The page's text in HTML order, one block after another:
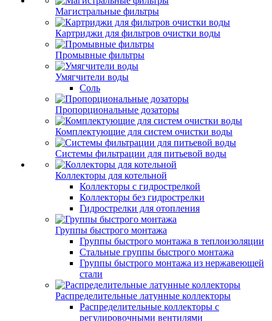
Магистральные фильтры
Картриджи для фильтров очистки воды
Промывные фильтры
Умягчители воды
Соль
Пропорциональные дозаторы
Комплектующие для систем очистки воды
Системы фильтрации для питьевой воды
Коллекторы для котельной
Коллекторы с гидрострелкой
Коллекторы без гидрострелки
Гидрострелки для отопления
Группы быстрого монтажа
Группы быстрого монтажа в теплоизоляции
Стальные группы быстрого монтажа
Группы быстрого монтажа из нержавеющей
стали
Распределительные латунные коллекторы
Распределительные коллекторы с
регулировочными вентилями